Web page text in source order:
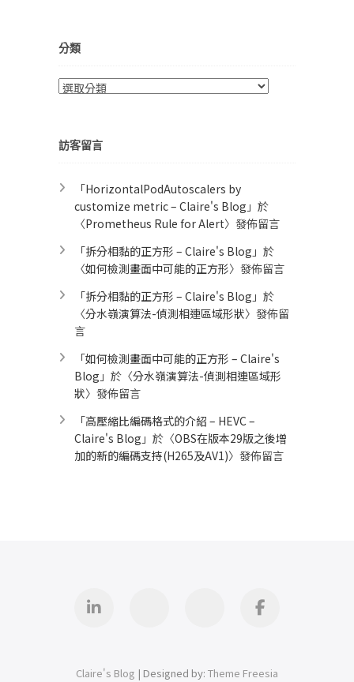
分類
分
訪客留言
「HorizontalPodAutoscalers by
customize metric – Claire's Blog 」於
〈Prometheus Rule for Alert​〉發佈留言
「拆分相黏的正方形 – Claire's Blog 」於
〈如何檢測畫面中可能的正方形〉發佈留言
「拆分相黏的正方形 – Claire's Blog 」於
〈分水嶺演算法-偵測相連區域形狀〉發佈留
言
「如何檢測畫面中可能的正方形 – Claire's
Blog 」於〈分水嶺演算法-偵測相連區域形
狀〉發佈留言
「高壓縮比編碼格式的介紹 – HEVC –
Claire's Blog 」於〈OBS在版本29版之後增
加的新的編碼支持(H265及AV1)〉發佈留言
Linkedin iThomeFacebook
Claire's Blog | Designed by: Theme Freesia